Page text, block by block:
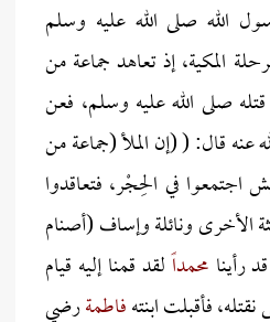
الله صلى الله عليه وسلم
المكية، إذ تعاهد جماعة من
صلى الله عليه وسلم، فعن
عنه قال: ( (إن الملأ (جماعة من
اجتمعوا في الحِجْر، فتعاقدوا
الأخرى ونائلة وإساف (أصنام
رأينا محمداًلقد قمنا إليه قيام
فأقبلت ابنتهفاطمةرضي